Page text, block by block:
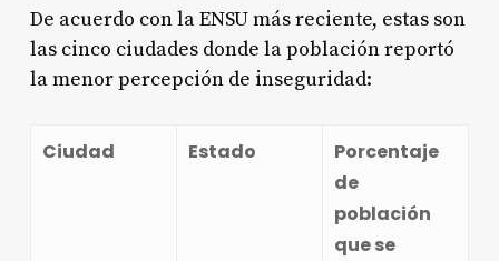
De acuerdo con la ENSU más reciente, estas son
las cinco ciudades donde la población reportó
la menor percepción de inseguridad:
Ciudad Estado
Porcentaje
de
población
que se